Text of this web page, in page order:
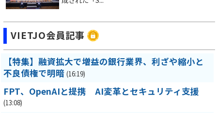
VIETJO会員記事
【特集】融資拡大で増益の銀行業界、利ざや縮小と
不良債権で明暗 (16:19)
FPT、OpenAIと提携 AI変革とセキュリティ支援
(13:08)